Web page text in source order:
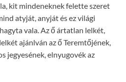
kit mindeneknek felette szeret
atyját, anyját és ez világi
vala. Az ő ártatlan lelkét,
ajánlván az ő Teremtőjének,
jegyesének, elnyugovék az